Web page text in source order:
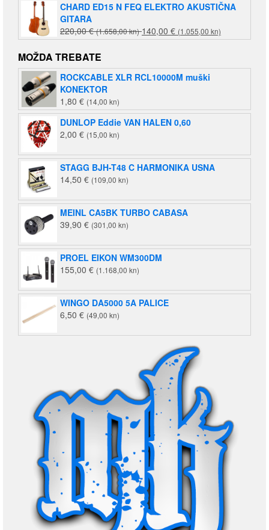
CHARD ED15 N FEQ ELEKTRO AKUSTIČNA
GITARA
220,00€ (1.658,00 kn)Izvorna
cijena
je:
220,00 €
140,00 € (1.055,00 kn)
cijena
140,00 €
MOŽDA TREBATE
ROCKCABLE XLR RCL10000M muški
KONEKTOR
1,80 € (14,00 kn)
DUNLOP Eddie VAN HALEN 0,60
2,00 € (15,00 kn)
STAGG BJH-T48 C HARMONIKA USNA
14,50 € (109,00 kn)
MEINL CA5BK TURBO CABASA
39,90 € (301,00 kn)
PROEL EIKON WM300DM
155,00 € (1.168,00 kn)
WINGO DA5000 5A PALICE
6,50 € (49,00 kn)